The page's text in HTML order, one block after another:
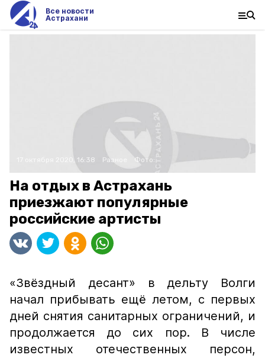
Все новости
Астрахани
17 октября 2020, 16:38 Разное Фото:
На отдых в Астрахань
приезжают популярные
российские артисты
«Звёздный десант» в дельту Волги
начал прибывать ещё летом, с первых
дней снятия санитарных ограничений, и
продолжается до сих пор. В числе
известных отечественных персон,